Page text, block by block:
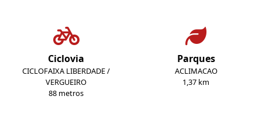
Ciclovia
CICLOFAIXA LIBERDADE /
VERGUEIRO
88 metros
Parques
ACLIMACAO
1,37 km